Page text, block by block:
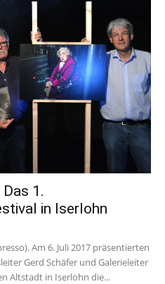
1.
in Iserlohn
Am 6. Juli 2017 präsentierten
Gerd Schäfer und Galerieleiter
Altstadt in Iserlohn die...